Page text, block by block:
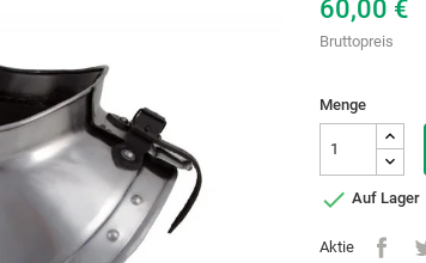
60,00 €
Bruttopreis
Menge
 Auf Lager
Aktie